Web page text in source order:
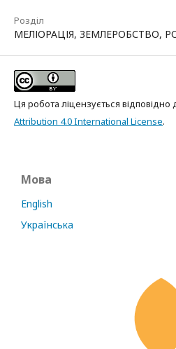
Розділ
МЕЛІОРАЦІЯ, ЗЕМЛЕРОБСТВО,
Ця робота ліцензується відповідно
Attribution 4.0 International License.
Мова
English
Українська